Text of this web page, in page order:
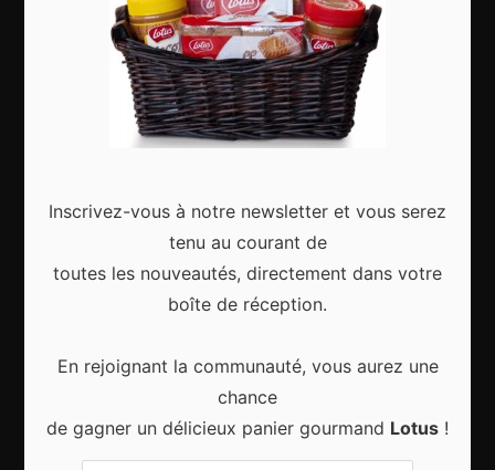
Articles récents
Gagnez le city trip de vos rêves pour Noël 2024
Sport d’hiver, cinq destinations incontournables
Inscrivez-vous à notre newsletter et vous serez
tenu au courant de
toutes les nouveautés, directement dans votre
boîte de réception.
En rejoignant la communauté, vous aurez une
chance
de gagner un délicieux panier gourmand Lotus !